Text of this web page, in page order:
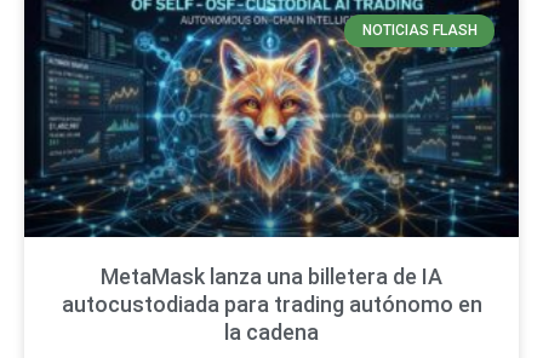
NOTICIAS FLASH
MetaMask lanza una billetera de IA
autocustodiada para trading autónomo en
la cadena